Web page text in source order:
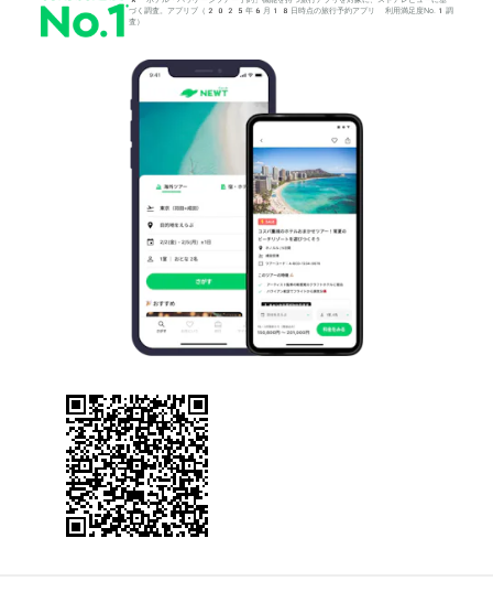
づく調査。アプリブ（2025年6月18日時点の旅行予約アプリ 利用満足度No.1調
査）